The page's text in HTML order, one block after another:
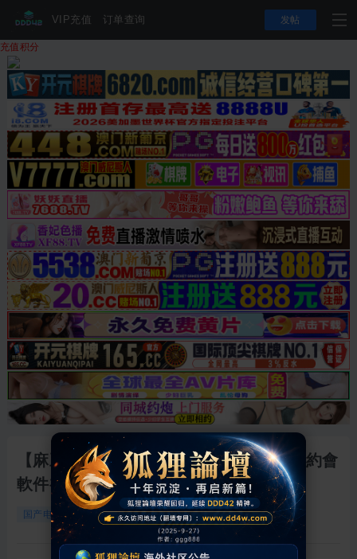
VIP充值 订单查询 发帖
充值积分
【麻豆傳媒&Pussy Hunter】PS027 日本約會
軟件初體驗
国产电影 15901 0 2026-5-11 01:02:16